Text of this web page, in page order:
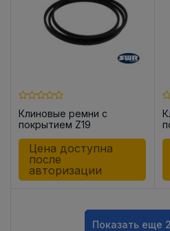
Клиновые ремни с
покрытием Z19
Цена доступна
после
авторизации
Показать еще